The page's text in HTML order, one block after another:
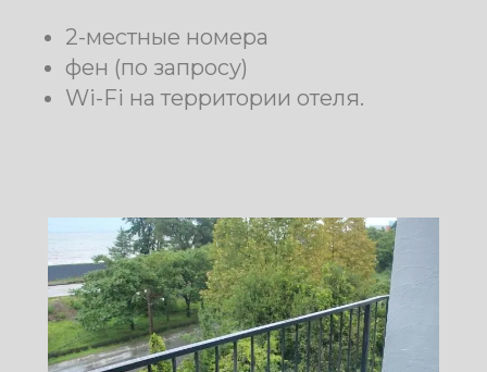
Гопал и Настя
Повара
Подробнее
2-местные номера
фен (по запросу)
Wi-Fi на территории отеля.